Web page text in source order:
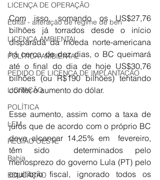
LICENÇA DE OPERAÇÃO
Edital - alteração de regime de ben
LICENÇA AMBIENTAL
POLÍTICA AMBIENTAL
PEDIDO DE LICENÇA DE IMPLANTAÇÃO
LICITAÇÃO
POLÍTICA
LEM
REGIÃO OESTE
Bahia
EDUCAÇÃO
Com isso, somando os US$27,76
bilhões já torrados desde o início
disparada da moeda norte-americana
há cerca de dez dias, o BC queimará
até o final do dia de hoje US$30,76
bilhões (ou R$190 bilhões) tentando
conter o aumento do dólar.
Esse aumento, assim como a taxa de
juros que de acordo com o próprio BC
deve alcançar 14,25% em  fevereiro,
têm sido  determinados pelo
menosprezo do governo Lula (PT) pelo
equilíbrio fiscal, ignorado todos os